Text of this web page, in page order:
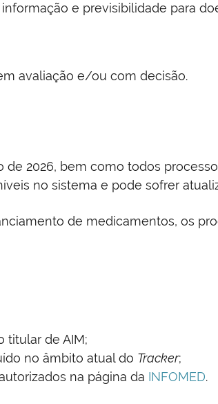
e previsibilidade para
avaliação e/ou com decisão.
2026, bem como todos
no sistema e pode sofrer
de medicamentos, os
titular de AIM;
no âmbito atual do Tracker;
na página da INFOMED.